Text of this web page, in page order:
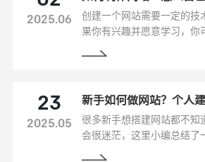
2025.06
创建一个网站需要一定的技
果你有兴趣并愿意学习，你
23
2025.05
新手如何做网站？个人
很多新手想搭建网站都不知
会很迷茫，这里小编总结了